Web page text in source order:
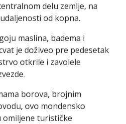
delu zemlje, na
od kopna.
maslina, badema i
je doživeo pre pedesetak
otkrile i zavolele
borova, brojnim
ovo mondensko
omiljene turističke